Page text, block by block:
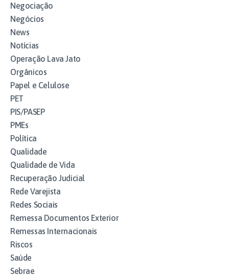
Negociação
Negócios
News
Notícias
Operação Lava Jato
Orgânicos
Papel e Celulose
PET
PIS/PASEP
PMEs
Política
Qualidade
Qualidade de Vida
Recuperação Judicial
Rede Varejista
Redes Sociais
Remessa Documentos Exterior
Remessas Internacionais
Riscos
Saúde
Sebrae